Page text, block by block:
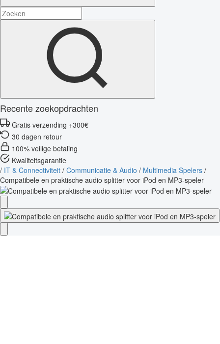
Recente zoekopdrachten
Gratis verzending +300€
30 dagen retour
100% veilige betaling
Kwaliteitsgarantie
/ IT & Connectiviteit / Communicatie & Audio / Multimedia Spelers /
Compatibele en praktische audio splitter voor iPod en MP3-speler